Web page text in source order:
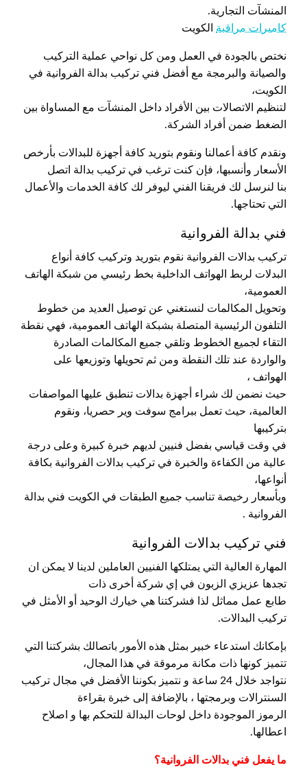
المنشآت التجارية.
كاميرات مراقبة الكويت
نختص بالجودة في العمل ومن كل نواحي عملية التركيب
والصيانة والبرمجة مع أفضل فني تركيب بدالة الفروانية في
الكويت،
لتنظيم الاتصالات بين الأفراد داخل المنشآت مع المساواة بين
الضغط ضمن أفراد الشركة.
ونقدم كافة أعمالنا ونقوم بتوريد كافة أجهزة للبدالات بأرخص
الأسعار وأنسبها، فإن كنت ترغب في تركيب بدالة اتصل
بنا لنرسل لك فريقنا الفني ليوفر لك كافة الخدمات والأعمال
التي تحتاجها.
فني بدالة الفروانية
تركيب بدالات الفروانية نقوم بتوريد وتركيب كافة أنواع
البدلات لربط الهواتف الداخلية بخط رئيسي من شبكة الهاتف
العمومية،
وتحويل المكالمات لنستغني عن توصيل العديد من خطوط
التلفون الرئيسية المتصلة بشبكة الهاتف العمومية، فهي نقطة
التقاء لجميع الخطوط وتلقي جميع المكالمات الصادرة
والواردة عند تلك النقطة ومن ثم تحويلها وتوزيعها على
الهواتف ،
حيث نضمن لك شراء أجهزة بدالات تنطبق عليها المواصفات
العالمية، حيث تعمل ببرامج سوفت وير حصريا، ونقوم
بتركيبها
في وقت قياسي بفضل فنيين لديهم خبرة كبيرة وعلى درجة
عالية من الكفاءة والخبرة في تركيب بدالات الفروانية بكافة
أنواعها،
وبأسعار رخيصة تناسب جميع الطبقات في الكويت فني بدالة
الفروانية .
فني تركيب بدالات الفروانية
المهارة العالية التي يمتلكها الفنيين العاملين لدينا لا يمكن ان
تجدها عزيزي الزبون في إي شركة أخرى ذات
طابع عمل مماثل لذا فشركتنا هي خيارك الوحيد أو الأمثل في
تركيب البدالات.
بإمكانك استدعاء خبير بمثل هذه الأمور باتصالك بشركتنا التي
تتميز كونها ذات مكانة مرموقة في هذا المجال،
نتواجد خلال 24 ساعة و نتميز بكوننا الأفضل في مجال تركيب
السنترالات وبرمجتها ، بالإضافة إلى خبرة بقراءة
الرموز الموجودة داخل لوحات البدالة للتحكم بها و اصلاح
اعطالها.
ما يفعل فني بدالات الفروانية؟